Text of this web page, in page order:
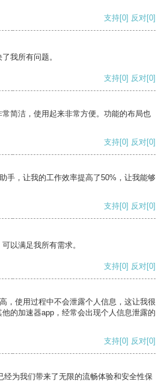
支持[0] 反对[0]
我所有问题。
支持[0] 反对[0]
简洁，使用起来非常方便。功能的布局也
支持[0] 反对[0]
手，让我的工作效率提高了50%，让我能够
支持[0] 反对[0]
以满足我所有需求。
支持[0] 反对[0]
，使用过程中不会泄露个人信息，这让我很
的加速器app，经常会出现个人信息泄露的
支持[0] 反对[0]
经为我们带来了无限的流畅体验和安全性保